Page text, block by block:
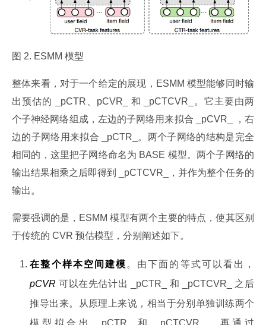
图 2. ESMM 模型
整体来看，对于一个给定的展现，ESMM 模型能够同时输
出预估的 _pCTR、pCVR_ 和 _pCTCVR_。它主要由两
个子神经网络组成，左边的子网络用来拟合 _pCVR_ ，右
边的子网络用来拟合 _pCTR_。两个子网络的结构是完全
相同的，这里把子网络命名为 BASE 模型。两个子网络的
输出结果相乘之后即得到 _pCTCVR_，并作为整个任务的
输出。
需要强调的是，ESMM 模型有两个主要的特点，使其区别
于传统的 CVR 预估模型，分别阐述如下。
在整个样本空间建模 。由下面的等式可以看出，
pCVR 可以在先估计出 _pCTR_ 和 _pCTCVR_ 之后
推导出来。从原理上来说，相当于分别单独训练两个